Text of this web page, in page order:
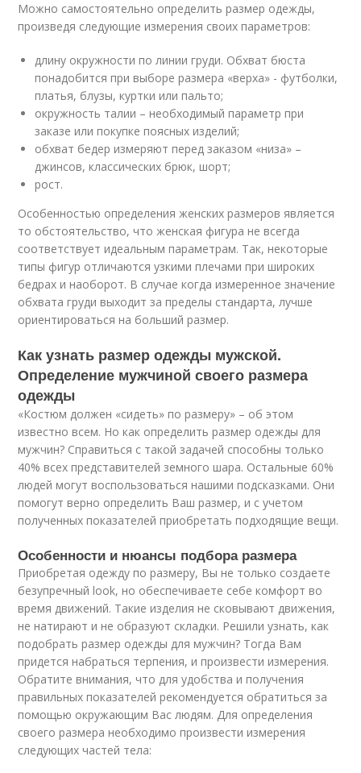
Можно самостоятельно определить размер одежды,
произведя следующие измерения своих параметров:
длину окружности по линии груди. Обхват бюста
понадобится при выборе размера «верха» - футболки,
платья, блузы, куртки или пальто;
окружность талии – необходимый параметр при
заказе или покупке поясных изделий;
обхват бедер измеряют перед заказом «низа» –
джинсов, классических брюк, шорт;
рост.
Особенностью определения женских размеров является
то обстоятельство, что женская фигура не всегда
соответствует идеальным параметрам. Так, некоторые
типы фигур отличаются узкими плечами при широких
бедрах и наоборот. В случае когда измеренное значение
обхвата груди выходит за пределы стандарта, лучше
ориентироваться на больший размер.
Как узнать размер одежды мужской.
Определение мужчиной своего размера
одежды
«Костюм должен «сидеть» по размеру» – об этом
известно всем. Но как определить размер одежды для
мужчин? Справиться с такой задачей способны только
40% всех представителей земного шара. Остальные 60%
людей могут воспользоваться нашими подсказками. Они
помогут верно определить Ваш размер, и с учетом
полученных показателей приобретать подходящие вещи.
Особенности и нюансы подбора размера
Приобретая одежду по размеру, Вы не только создаете
безупречный look, но обеспечиваете себе комфорт во
время движений. Такие изделия не сковывают движения,
не натирают и не образуют складки. Решили узнать, как
подобрать размер одежды для мужчин? Тогда Вам
придется набраться терпения, и произвести измерения.
Обратите внимания, что для удобства и получения
правильных показателей рекомендуется обратиться за
помощью окружающим Вас людям. Для определения
своего размера необходимо произвести измерения
следующих частей тела: